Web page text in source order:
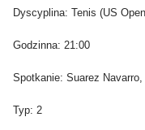
Dyscyplina: Tenis (US
Godzinna: 21:00
Spotkanie: Suarez
Typ: 2